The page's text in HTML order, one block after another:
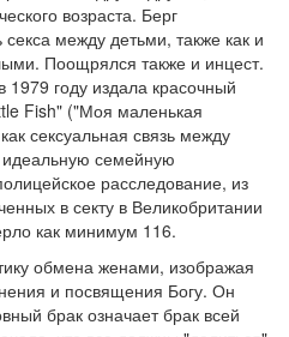
возраста. Берг
между детьми, также как и
Поощрялся также и инцест.
1979 году издала красочный
Fish" ("Моя маленькая
сексуальная связь между
идеальную семейную
расследование, из
в секту в Великобритании
как минимум 116.
обмена женами, изображая
и посвящения Богу. Он
брак означает брак всей